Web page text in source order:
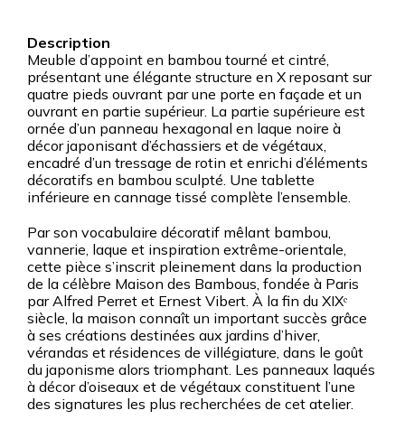
Meuble d’appoint en bambou tourné et cintré,
présentant une élégante structure en X reposant sur
quatre pieds ouvrant par une porte en façade et un
ouvrant en partie supérieur. La partie supérieure est
ornée d’un panneau hexagonal en laque noire à
décor japonisant d’échassiers et de végétaux,
encadré d’un tressage de rotin et enrichi d’éléments
décoratifs en bambou sculpté. Une tablette
inférieure en cannage tissé complète l’ensemble.
Par son vocabulaire décoratif mêlant bambou,
vannerie, laque et inspiration extrême-orientale,
cette pièce s’inscrit pleinement dans la production
de la célèbre Maison des Bambous, fondée à Paris
par Alfred Perret et Ernest Vibert. À la fin du XIXᵉ
siècle, la maison connaît un important succès grâce
à ses créations destinées aux jardins d’hiver,
vérandas et résidences de villégiature, dans le goût
du japonisme alors triomphant. Les panneaux laqués
à décor d’oiseaux et de végétaux constituent l’une
des signatures les plus recherchées de cet atelier.